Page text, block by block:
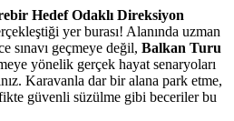
Hedef Odaklı Direksiyon
yer burası! Alanında uzman
sınavı geçmeye değil, Balkan Turu
yönelik gerçek hayat senaryoları
Karavanla dar bir alana park etme,
güvenli süzülme gibi beceriler bu